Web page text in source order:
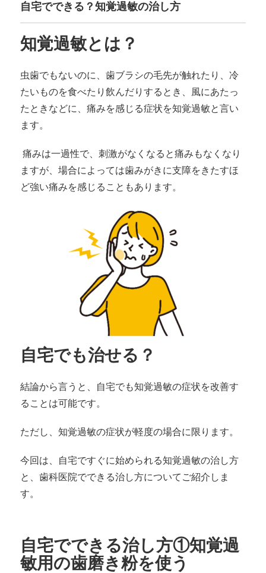
自宅でできる？知覚過敏の治し方
知覚過敏とは？
虫歯でもないのに、歯ブラシの毛先が触れたり、冷
たいものを食べたり飲んだりするとき、風にあたっ
たときなどに、痛みを感じる症状を知覚過敏と言い
ます。
痛みは一過性で、刺激がなくなると痛みもなくなり
ますが、場合によっては歯みがきに支障をきたすほ
ど強い痛みを感じることもあります。
自宅でも治せる？
結論から言うと、自宅でも知覚過敏の症状を改善す
ることは可能です。
ただし、知覚過敏の症状が軽度の場合に限ります。
今回は、自宅ですぐに始められる知覚過敏の治し方
と、歯科医院でできる治し方についてご紹介しま
す。
自宅でできる治し方①知覚過
敏用の歯磨き粉を使う